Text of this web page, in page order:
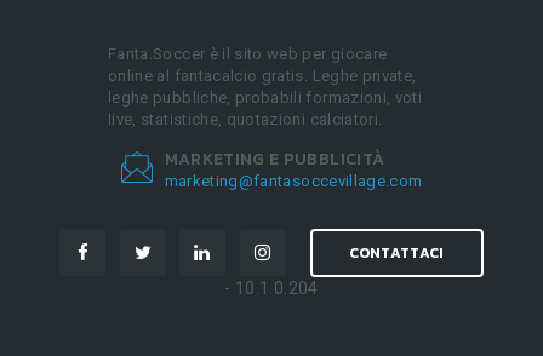
Fanta.Soccer è il sito web per giocare
online al fantacalcio gratis. Leghe private,
leghe pubbliche, probabili formazioni, voti
live, statistiche, quotazioni calciatori.
MARKETING E PUBBLICITÀ
marketing@fantasoccevillage.com
CONTATTACI
- 10.1.0.204